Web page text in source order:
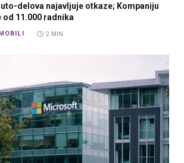
delova najavljuje otkaze; Kompaniju
od 11.000 radnika
2 MIN.